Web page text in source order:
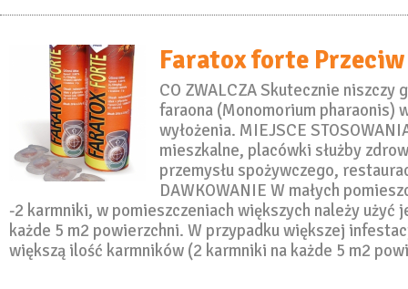
Faratox forte
CO ZWALCZA Skutecznie niszczy
faraona (Monomorium pharaonis)
wyłożenia. MIEJSCE
mieszkalne, placówki służby
przemysłu spożywczego,
DAWKOWANIE W małych
-2 karmniki, w pomieszczeniach większych należy użyć
każde 5 m2 powierzchni. W przypadku większej
większą ilość karmników (2 karmniki na każde 5 m2